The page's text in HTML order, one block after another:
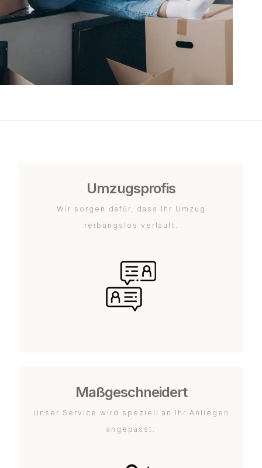
Umzugsprofis
Wir sorgen dafür, dass Ihr Umzug
reibungslos verläuft.
Maßgeschneidert
Unser Service wird speziell an Ihr Anliegen
angepasst.